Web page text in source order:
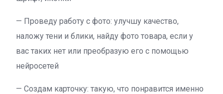
— Проведу работу с фото: улучшу качество,
наложу тени и блики, найду фото товара, если у
вас таких нет или преобразую его с помощью
нейросетей
— Создам карточку: такую, что понравится именно